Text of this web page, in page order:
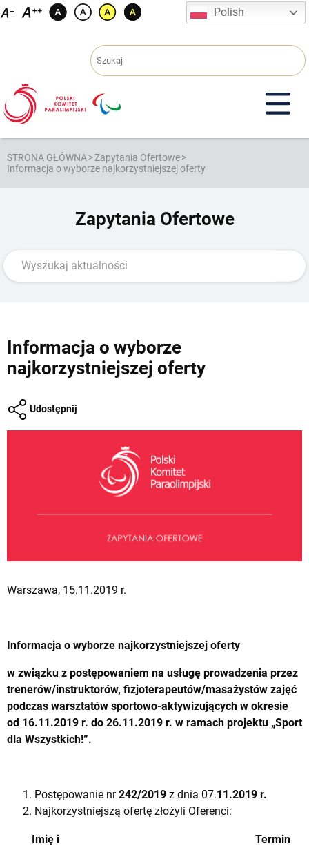
Przejdź
Polish
STRONA GŁÓWNA>Zapytania Ofertowe>
Informacja o wyborze najkorzystniejszej oferty
Zapytania Ofertowe
Informacja o wyborze
najkorzystniejszej oferty
Udostępnij
Warszawa, 15.11.2019 r.
Informacja o wyborze najkorzystniejszej oferty
w związku z postępowaniem na usługę prowadzenia przez
trenerów/instruktorów, fizjoterapeutów/masażystów zajęć
podczas warsztatów sportowo-aktywizujących w okresie
od 16.11.2019 r. do 26.11.2019 r. w ramach projektu „Sport
dla Wszystkich!”.
Postępowanie nr242/2019 z dnia 07.11.2019 r.
Najkorzystniejszą ofertę złożyli Oferenci:
Imię i
Termin